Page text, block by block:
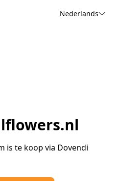
Nederlands
is te koop via Dovendi